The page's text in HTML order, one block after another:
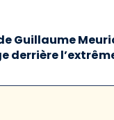
Guillaume
derrière